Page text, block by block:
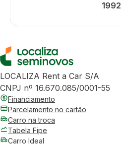
1992
LOCALIZA Rent a Car S/A
CNPJ nº 16.670.085/0001-55
Financiamento
Parcelamento no cartão
Carro na troca
Tabela Fipe
Carro Ideal